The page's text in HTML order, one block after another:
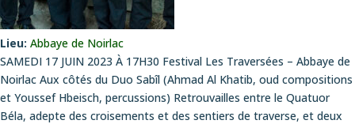
Lieu: Abbaye de Noirlac
SAMEDI 17 JUIN 2023 À 17H30 Festival Les Traversées – Abbaye de
Noirlac Aux côtés du Duo Sabîl (Ahmad Al Khatib, oud compositions
et Youssef Hbeisch, percussions) Retrouvailles entre le Quatuor
Béla, adepte des croisements et des sentiers de traverse, et deux